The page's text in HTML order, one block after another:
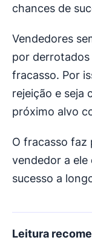
chances de
Vendedores
por derrotados
fracasso. Por
rejeição e seja
próximo alvo
O fracasso faz
vendedor a ele
sucesso a
Leitura